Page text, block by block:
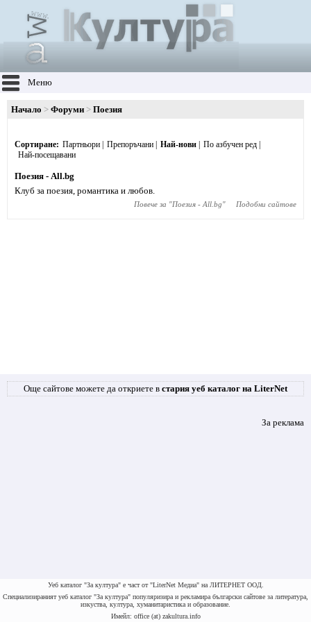
Меню
Начало Форуми Поезия
Сортиране Партньори Препоръчани Най-нови
По азбучен ред
Най-посещавани
Поезия - All.bg
Клуб за поезия, романтика и любов.
Повече за "Поезия - All.bg" Подобни сайтове
Още сайтове можете да откриете в стария уеб каталог на LiterNet
За реклама
Уеб каталог "За култура" е част от "LiterNet Медиа" на ЛИТЕРНЕТ ООД.
Специализираният уеб каталог "За култура" популяризира и рекламира български сайтове за литература,
изкуства, култура, хуманитаристика и образование.
Имейл: office (at) zakultura.info